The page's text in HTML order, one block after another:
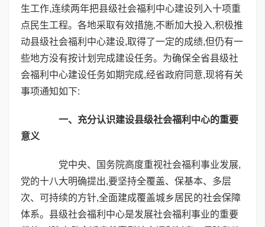
生工作,连续两年把县级社会福利中心建设列入十项重
点民生工程。各地采取有效措施,不断加大投入,积极推
动县级社会福利中心建设,取得了一定的成绩,但仍有一
些地方没有按计划完成建设任务。为确保全省县级社
会福利中心建设任务如期完成,经省政府同意,现将有关
事项通知如下:
一、充分认识建设县级社会福利中心的重要
意义
党中央、国务院高度重视社会福利事业发展,
党的十八大明确提出,要坚持全覆盖、保基本、多层
次、可持续的方针,全面建成覆盖城乡居民的社会保障
体系。县级社会福利中心是发展社会福利事业的重要